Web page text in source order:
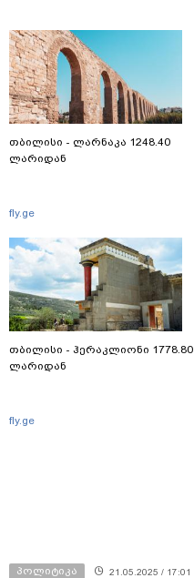
თბილისი - ლარნაკა 1248.40
ლარიდან
fly.ge
თბილისი - ჰერაკლიონი 1778.80
ლარიდან
fly.ge
პოლიტიკა 21.05.2025 / 17:01